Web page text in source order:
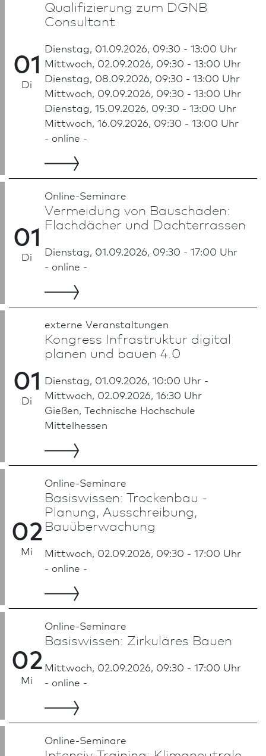
01
Di
Qualifizierung zum DGNB
Consultant
Dienstag, 01.09.2026, 09:30 - 13:00 Uhr
Mittwoch, 02.09.2026, 09:30 - 13:00 Uhr
Dienstag, 08.09.2026, 09:30 - 13:00 Uhr
Mittwoch, 09.09.2026, 09:30 - 13:00 Uhr
Dienstag, 15.09.2026, 09:30 - 13:00 Uhr
Mittwoch, 16.09.2026, 09:30 - 13:00 Uhr
- online -
01
Di
Online-Seminare
Vermeidung von Bauschäden:
Flachdächer und Dachterrassen
Dienstag, 01.09.2026, 09:30 - 17:00 Uhr
- online -
01
Di
externe Veran­staltungen
Kongress Infrastruktur digital
planen und bauen 4.0
Dienstag, 01.09.2026, 10:00 Uhr -
Mittwoch, 02.09.2026, 16:30 Uhr
Gießen, Technische Hochschule
Mittelhessen
02
Mi
Online-Seminare
Basiswissen: Trockenbau -
Planung, Ausschreibung,
Bauüberwachung
Mittwoch, 02.09.2026, 09:30 - 17:00 Uhr
- online -
02
Mi
Online-Seminare
Basiswissen: Zirkuläres Bauen
Mittwoch, 02.09.2026, 09:30 - 17:00 Uhr
- online -
Online-Seminare